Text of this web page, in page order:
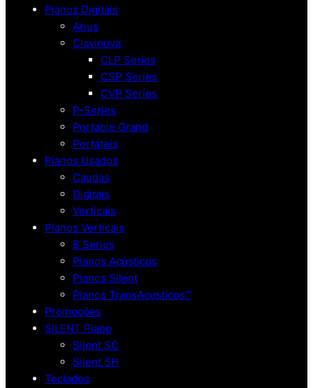
Pianos Digitais
Arius
Clavinova
CLP Series
CSP Series
CVP Series
P-Series
Portable Grand
Portáteis
Pianos Usados
Caudas
Digitais
Verticais
Pianos Verticais
B Series
Pianos Acústicos
Pianos Silent
Pianos TransAcusticos™
Promoções
SILENT Piano
Silent SC
Silent SH
Teclados